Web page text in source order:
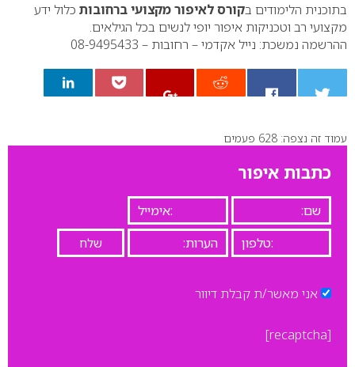
בתוכנית הלימודים בקורס לאיפור מקצועי ברחובות כלול ידע
מקצועי רב וטכניקות איפור יופי לנשים בכל הגילאים.
ההרשמה נמשכת: נייל אקדמי – רחובות – 08-9495433
0
עמוד זה נצפה: 628 פעמים
כתבות איפור
אני מאשר/ת קבלת דיוור
[recaptcha]